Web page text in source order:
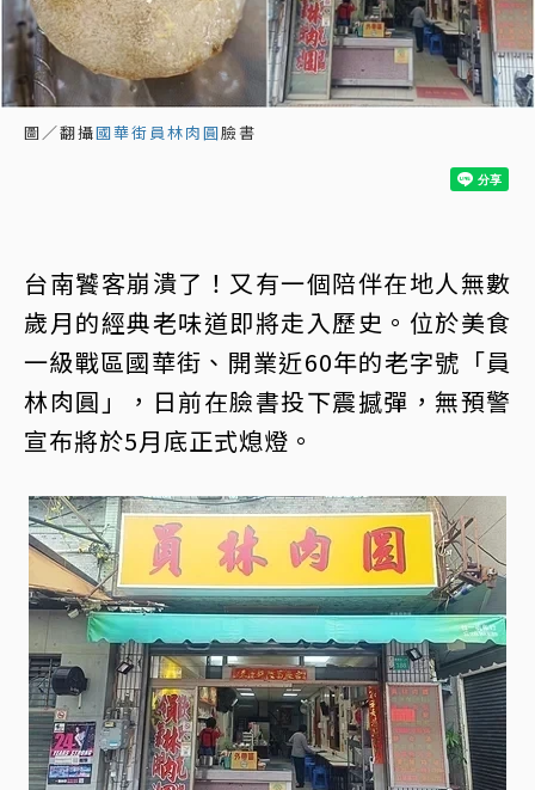
圖／翻攝國華街員林肉圓臉書
台南饕客崩潰了！又有一個陪伴在地人無數
歲月的經典老味道即將走入歷史。位於美食
一級戰區國華街、開業近60年的老字號「員
林肉圓」，日前在臉書投下震撼彈，無預警
宣布將於5月底正式熄燈。